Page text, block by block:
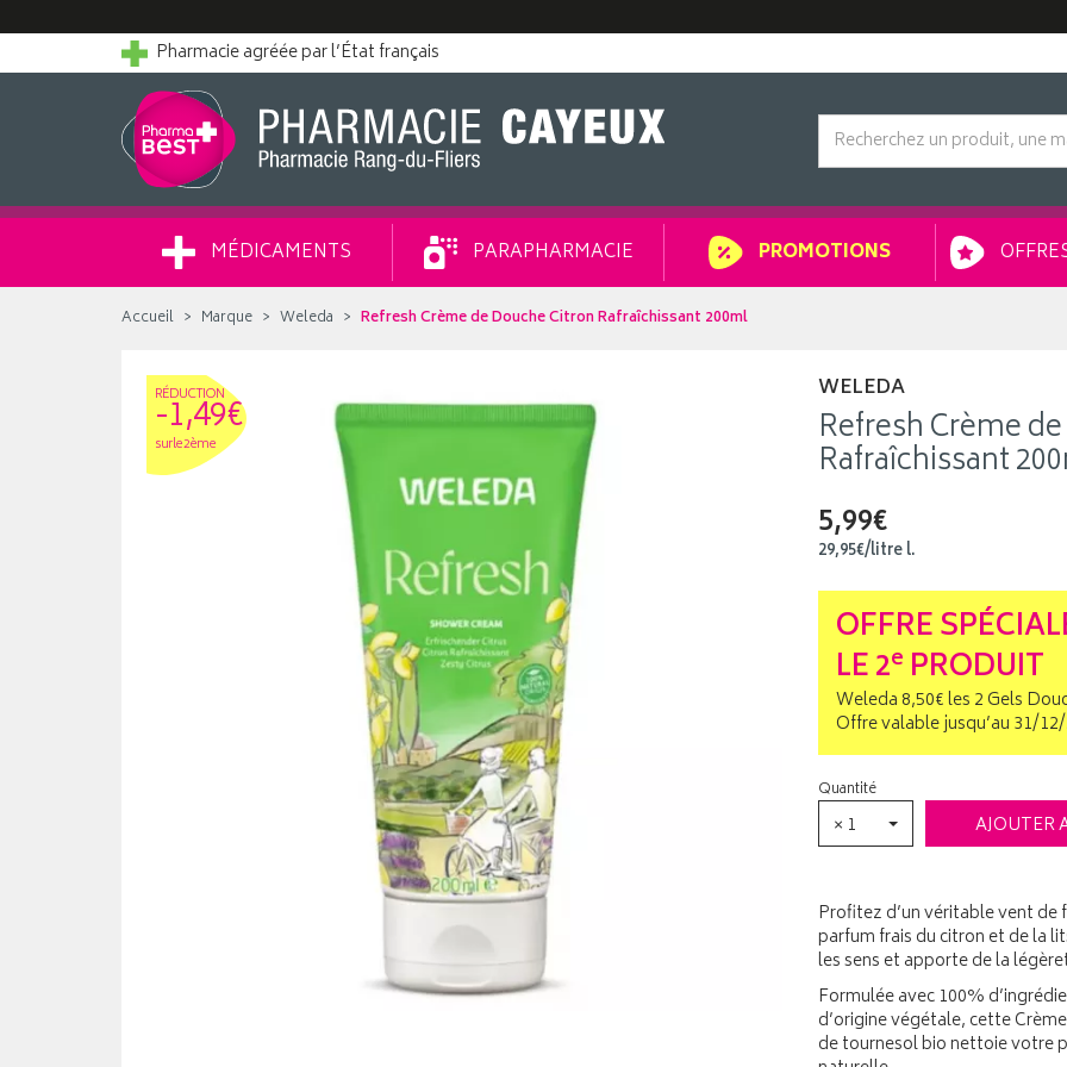
Pharmacie agréée par l’État français
MÉDICAMENTS PARAPHARMACIE PROMOTIONS
Accueil Marque Weleda Refresh Crème de Douche Citron Rafraîchissant 200ml
RÉDUCTION
-1,49€
sur le 2ème
WELEDA
Refresh Crème
Rafraîchissant
5,99€
29,95€/litrel.
OFFRE
LE 2e PRODUIT
Weleda 8,50€ les 2 Gels
Offre valable jusqu’au 31/
Quantité
× 1 AJOUTER
Profitez d’un véritable vent de
parfum frais du citron et de la
les sens et apporte de la
Formulée avec 100%
d’origine végétale, cette
de tournesol bio nettoie votre